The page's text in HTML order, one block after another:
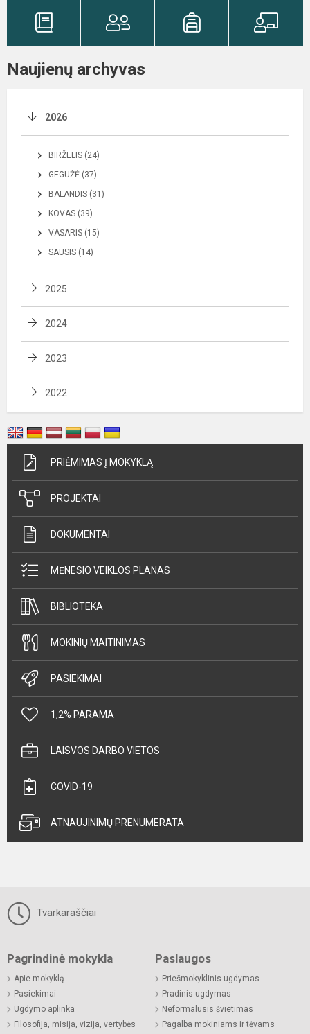
Naujienų archyvas
2026
BIRŽELIS (24)
GEGUŽĖ (37)
BALANDIS (31)
KOVAS (39)
VASARIS (15)
SAUSIS (14)
2025
2024
2023
2022
PRIĖMIMAS Į MOKYKLĄ
PROJEKTAI
DOKUMENTAI
MĖNESIO VEIKLOS PLANAS
BIBLIOTEKA
MOKINIŲ MAITINIMAS
PASIEKIMAI
1,2% PARAMA
LAISVOS DARBO VIETOS
COVID-19
ATNAUJINIMŲ PRENUMERATA
Tvarkaraščiai
Pagrindinė mokykla
Apie mokyklą
Pasiekimai
Ugdymo aplinka
Filosofija, misija, vizija, vertybės
Paslaugos
Priešmokyklinis ugdymas
Pradinis ugdymas
Neformalusis švietimas
Pagalba mokiniams ir tėvams